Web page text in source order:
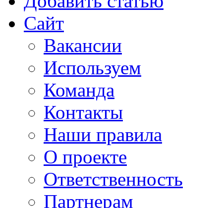
Сайт
Вакансии
Используем
Команда
Контакты
Наши правила
О проекте
Ответственность
Партнерам